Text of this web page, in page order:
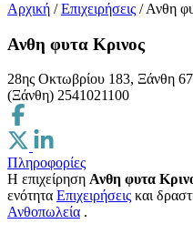
Αρχική / Επιχειρήσεις / Ανθη
Ανθη φυτα Κρινος
28ης Οκτωβρίου 183, Ξάνθη
(Ξάνθη) 2541021100
Πληροφορίες
Η επιχείρηση Ανθη φυτα
ενότητα Επιχειρήσεις και
Ανθοπωλεία .